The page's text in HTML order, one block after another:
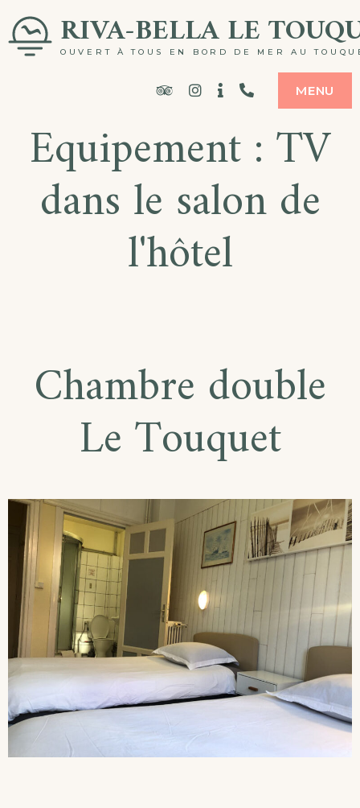
Skip
to
RIVA-BELLA LE
OUVERT À TOUS EN BORD DE MER AU
Tripadvisor
Instagram
Office
Tourisme
45
MENU
Equipement :TV
dans le salon de
l'hôtel
Chambre double
Le Touquet